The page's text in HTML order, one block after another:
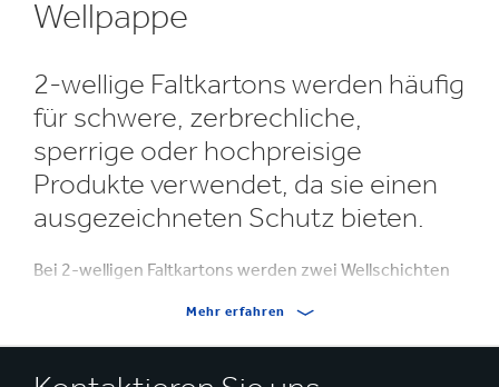
Wellpappe
2-wellige Faltkartons werden häufig
für schwere, zerbrechliche,
sperrige oder hochpreisige
Produkte verwendet, da sie einen
ausgezeichneten Schutz bieten.
Bei 2-welligen Faltkartons werden zwei Wellschichten
Isolierung Ihrer Verpackung.
Mehr erfahren